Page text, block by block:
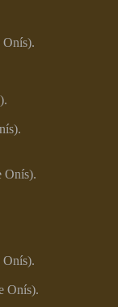
Onís).
de Onís).
Onís).
Onís).
Onís).